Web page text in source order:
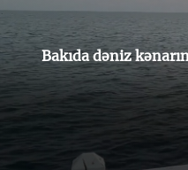
Bakıda dəniz